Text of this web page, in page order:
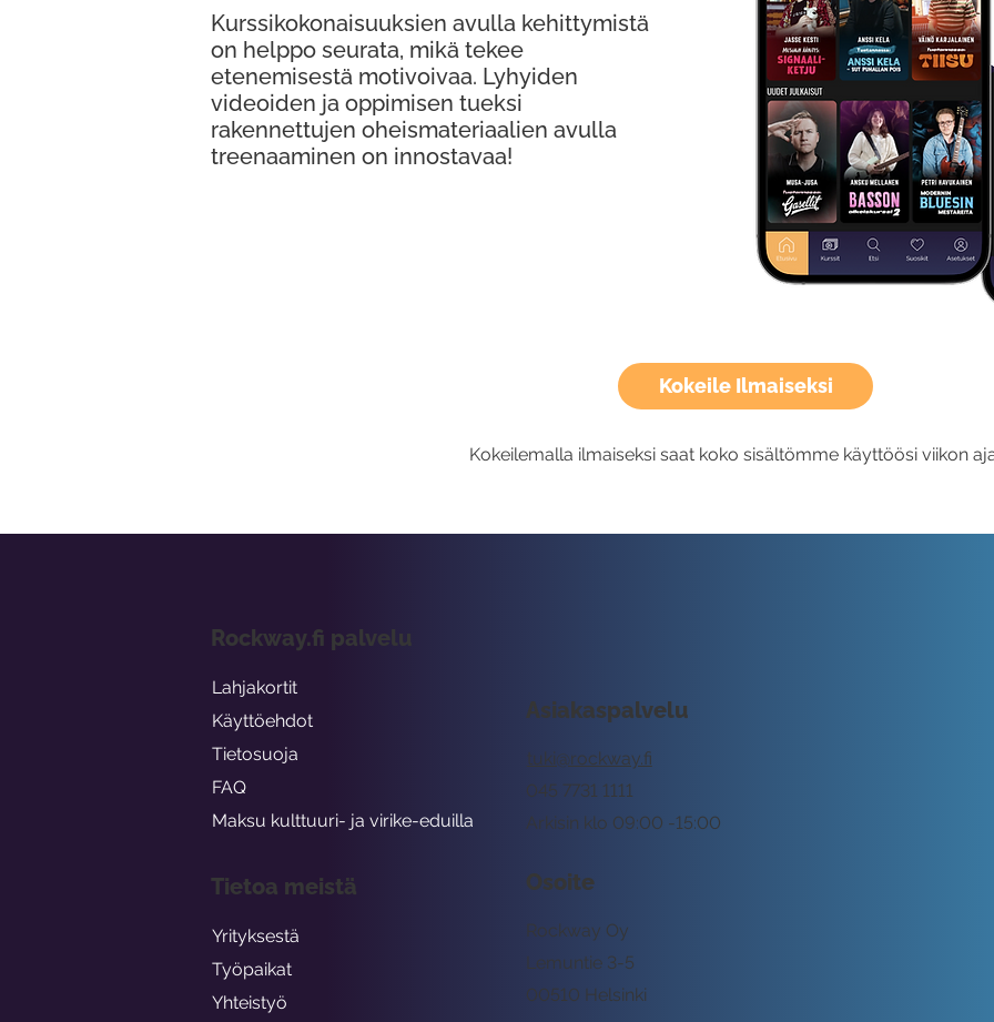
Kokeile Ilmaiseksi
Kokeilemalla ilmaiseksi saat koko sisältömme käyttöösi viikon
Kurssikokonaisuuksien avulla kehittymistä
on helppo seurata, mikä tekee
etenemisestä motivoivaa. Lyhyiden
videoiden ja oppimisen tueksi
rakennettujen oheismateriaalien avulla
treenaaminen on innostavaa!
Asiakaspalvelu
tuki@rockway.fi
Arkisin klo 09:00 -15:00
045 7731 1111
Osoite
Rockway Oy
Lemuntie 3-5
00510 Helsinki
Rockway.fi palvelu
Lahjakortit
Käyttöehdot
Tietosuoja
FAQ
Maksu kulttuuri- ja virike-eduilla
Tietoa meistä
Yrityksestä
Työpaikat
Yhteistyö